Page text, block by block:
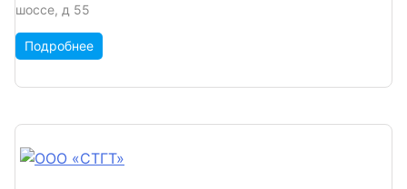
шоссе, д 55
Подробнее